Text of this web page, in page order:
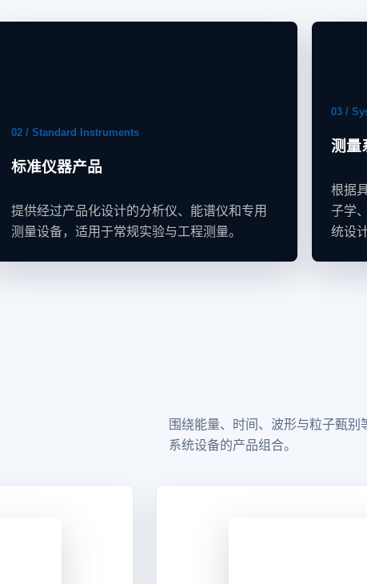
02 / Standard Instruments
标准仪器产品
提供经过产品化设计的分析仪、能谱仪和专用
测量设备，适用于常规实验与工程测量。
03 /
测量
根据
子学
统设
围绕能量、时间、波形与粒子甄
系统设备的产品组合。